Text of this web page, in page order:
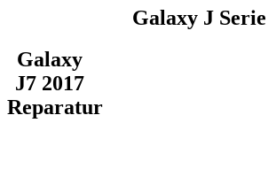
Galaxy J Serie
Galaxy
J7 2017
Reparatur